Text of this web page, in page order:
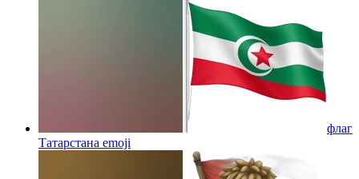
флаг
Татарстана emoji